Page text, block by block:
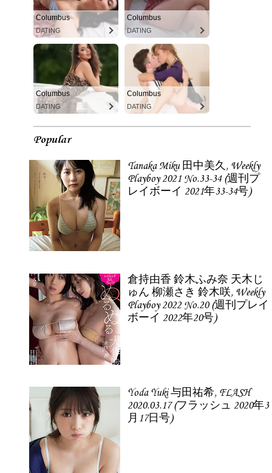
Columbus
DATING
Columbus
DATING
Columbus
DATING
Columbus
DATING
Popular
Tanaka Miku 田中美久, Weekly
Playboy 2021 No.33-34 (週刊プ
レイボーイ 2021年33-34号)
倉持由香 鈴木ふみ奈 天木じ
ゅん 柳瀬さき 鈴木咲, Weekly
Playboy 2022 No.20 (週刊プレイ
ボーイ 2022年20号)
Yoda Yuki 与田祐希, FLASH
2020.03.17 (フラッシュ 2020年3
月17日号)